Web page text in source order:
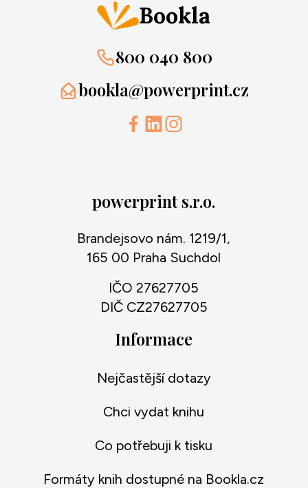
Bookla
800 040 800
bookla@powerprint.cz
powerprint s.r.o.
Brandejsovo nám. 1219/1,
165 00 Praha Suchdol
IČO 27627705
DIČ CZ27627705
Informace
Nejčastější dotazy
Chci vydat knihu
Co potřebuji k tisku
Formáty knih dostupné na Bookla.cz